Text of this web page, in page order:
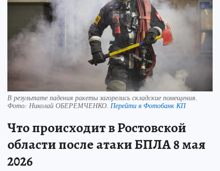
В результате падения ракеты загорелись складские помещения.
Фото: Николай ОБЕРЕМЧЕНКО. Перейти в Фотобанк КП
Что происходит в Ростовской
области после атаки БПЛА 8 мая
2026